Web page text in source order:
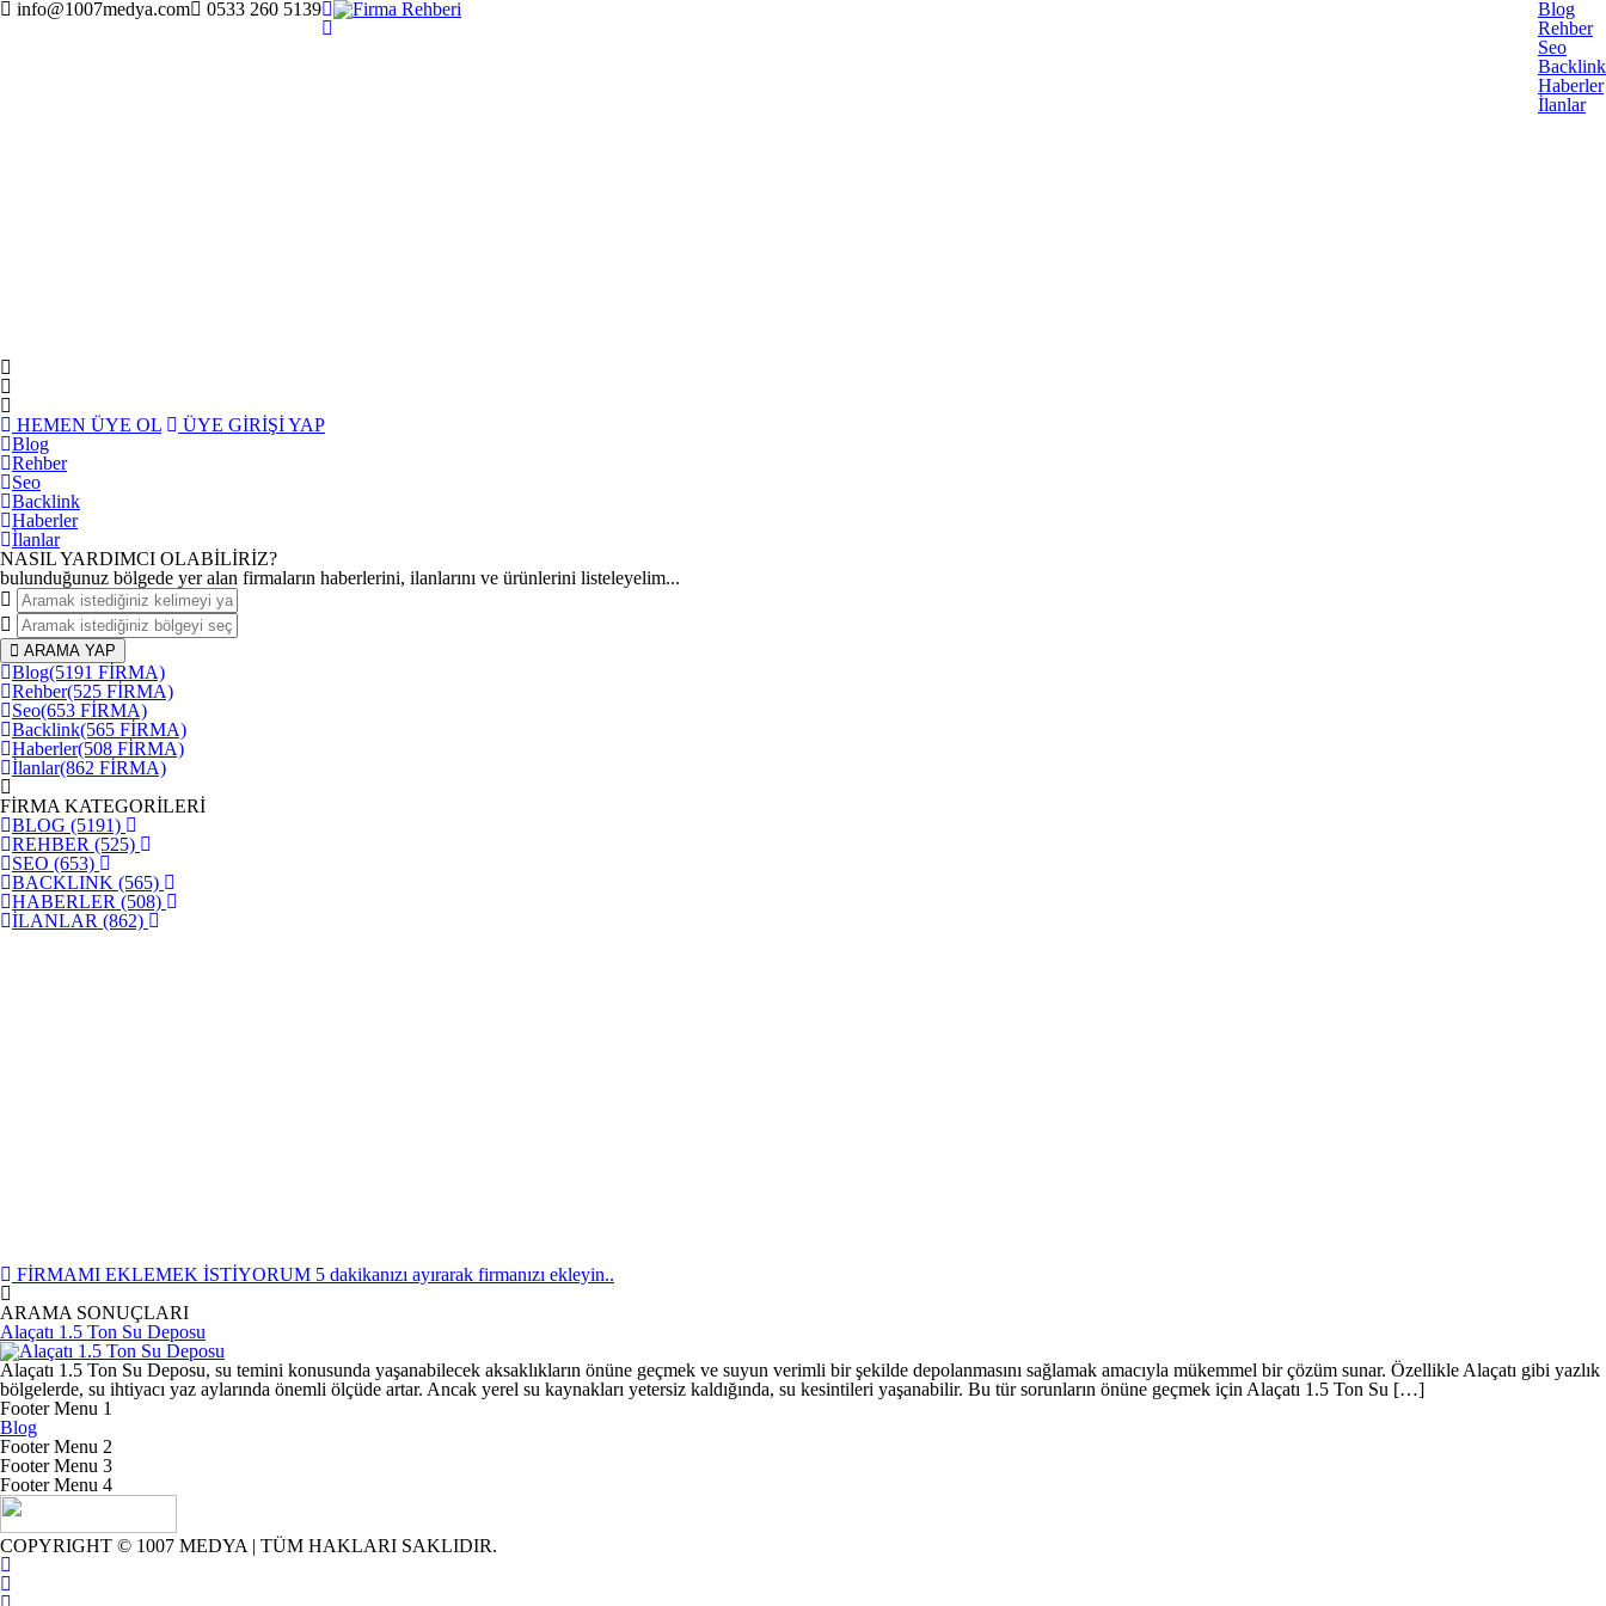
info@1007medya.com 0533 260 5139
Blog
Rehber
Seo
Backlink
Haberler
İlanlar
HEMEN ÜYE OL
ÜYE GİRİŞİ YAP
Blog
Rehber
Seo
Backlink
Haberler
İlanlar
NASIL YARDIMCI OLABİLİRİZ?
bulunduğunuz bölgede yer alan firmaların haberlerini, ilanlarını ve ürünlerini listeleyelim...
ARAMA YAP
Blog(5191 FİRMA)
Rehber(525 FİRMA)
Seo(653 FİRMA)
Backlink(565 FİRMA)
Haberler(508 FİRMA)
İlanlar(862 FİRMA)
FİRMA KATEGORİLERİ
BLOG (5191)
REHBER (525)
SEO (653)
BACKLINK (565)
HABERLER (508)
İLANLAR (862)
FİRMAMI EKLEMEK İSTİYORUM 5 dakikanızı ayırarak firmanızı ekleyin..
ARAMA SONUÇLARI
Alaçatı 1.5 Ton Su Deposu
Alaçatı 1.5 Ton Su Deposu, su temini konusunda yaşanabilecek aksaklıkların önüne geçmek ve suyun verimli bir şekilde depolanmasını sağlamak amacıyla mükemmel bir çözüm sunar. Özellikle Alaçatı gibi yazlık
bölgelerde, su ihtiyacı yaz aylarında önemli ölçüde artar. Ancak yerel su kaynakları yetersiz kaldığında, su kesintileri yaşanabilir. Bu tür sorunların önüne geçmek için Alaçatı 1.5 Ton Su […]
Footer Menu 1
Blog
Footer Menu 2
Footer Menu 3
Footer Menu 4
COPYRIGHT © 1007 MEDYA | TÜM HAKLARI SAKLIDIR.